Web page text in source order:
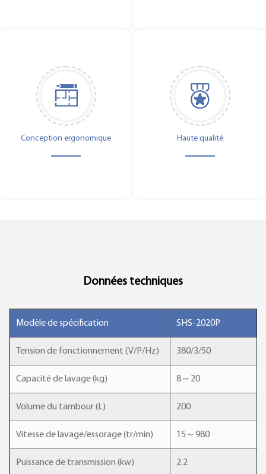
Conception ergonomique Haute qualité
Données techniques
Modèle de spécification SHS-2020P
Tension de fonctionnement (V/P/Hz) 380/3/50
Capacité de lavage (kg) 8～20
Volume du tambour (L) 200
Vitesse de lavage/essorage (tr/min) 15～980
Puissance de transmission (kw) 2.2